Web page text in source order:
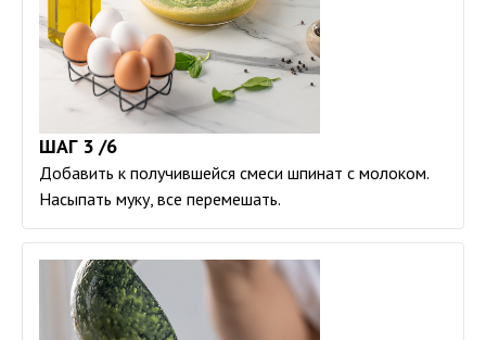
ШАГ 3 /6
Добавить к получившейся смеси шпинат с молоком.
Насыпать муку, все перемешать.